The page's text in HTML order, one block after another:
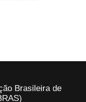
Brasileira de